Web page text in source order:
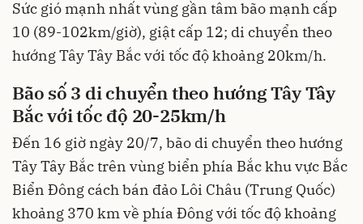
Sức gió mạnh nhất vùng gần tâm bão mạnh cấp
10 (89-102km/giờ), giật cấp 12; di chuyển theo
hướng Tây Tây Bắc với tốc độ khoảng 20km/h.
Bão số 3 di chuyển theo hướng Tây Tây
Bắc với tốc độ 20-25km/h
Đến 16 giờ ngày 20/7, bão di chuyển theo hướng
Tây Tây Bắc trên vùng biển phía Bắc khu vực Bắc
Biển Đông cách bán đảo Lôi Châu (Trung Quốc)
khoảng 370 km về phía Đông với tốc độ khoảng